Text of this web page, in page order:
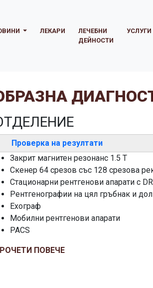
ЛЕКАРИ
ЛЕЧЕБНИ
ДЕЙНОСТИ
УСЛУГИ
Проверка на резултати
Закрит магнитен резонанс 1.5 Т
Скенер 64 срезов със 128 срезова
Стационарни рентгенови апарати с
Рентгенографии на цял гръбнак и
Ехограф
Мобилни рентгенови апарати
PACS
ПОВЕЧЕ